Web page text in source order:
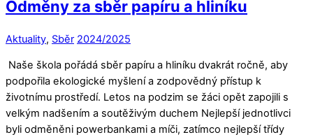
Odměny za sběr papíru a hliníku
Aktuality, Sběr 2024/2025
Naše škola pořádá sběr papíru a hliníku dvakrát ročně, aby
podpořila ekologické myšlení a zodpovědný přístup k
životnímu prostředí. Letos na podzim se žáci opět zapojili s
velkým nadšením a soutěživým duchem Nejlepší jednotlivci
byli odměněni powerbankami a míči, zatímco nejlepší třídy